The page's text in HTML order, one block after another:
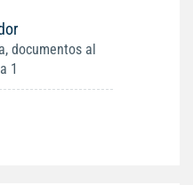
documentos al
1